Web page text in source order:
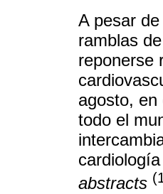
A pesar
ramblas
reponerse
agosto, en
todo el
abstracts